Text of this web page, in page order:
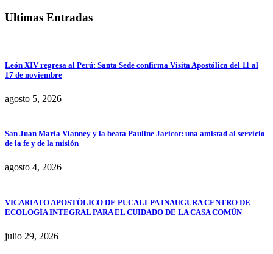
Ultimas Entradas
León XIV regresa al Perú: Santa Sede confirma Visita Apostólica del 11 al
17 de noviembre
agosto 5, 2026
San Juan María Vianney y la beata Pauline Jaricot: una amistad al servicio
de la fe y de la misión
agosto 4, 2026
VICARIATO APOSTÓLICO DE PUCALLPA INAUGURA CENTRO DE
ECOLOGÍA INTEGRAL PARA EL CUIDADO DE LA CASA COMÚN
julio 29, 2026